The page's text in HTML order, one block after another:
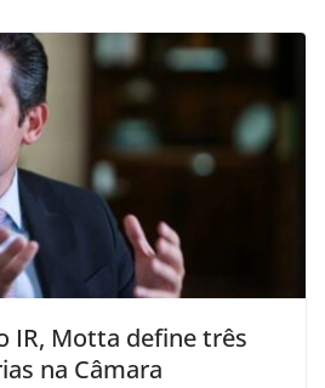
IR, Motta define três
na Câmara